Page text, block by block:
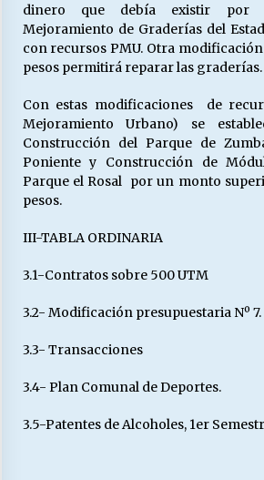
dinero que debía existir por
Mejoramiento de Graderías del
con recursos PMU. Otra
pesos permitirá reparar las graderías.
Con estas modificaciones de
Mejoramiento Urbano) se
Construcción del Parque de
Poniente y Construcción de
Parque el Rosal por un monto
pesos.
III-TABLA ORDINARIA
3.1-Contratos sobre 500 UTM
3.2- Modificación presupuestaria Nº 7.
3.3- Transacciones
3.4- Plan Comunal de Deportes.
3.5-Patentes de Alcoholes, 1er